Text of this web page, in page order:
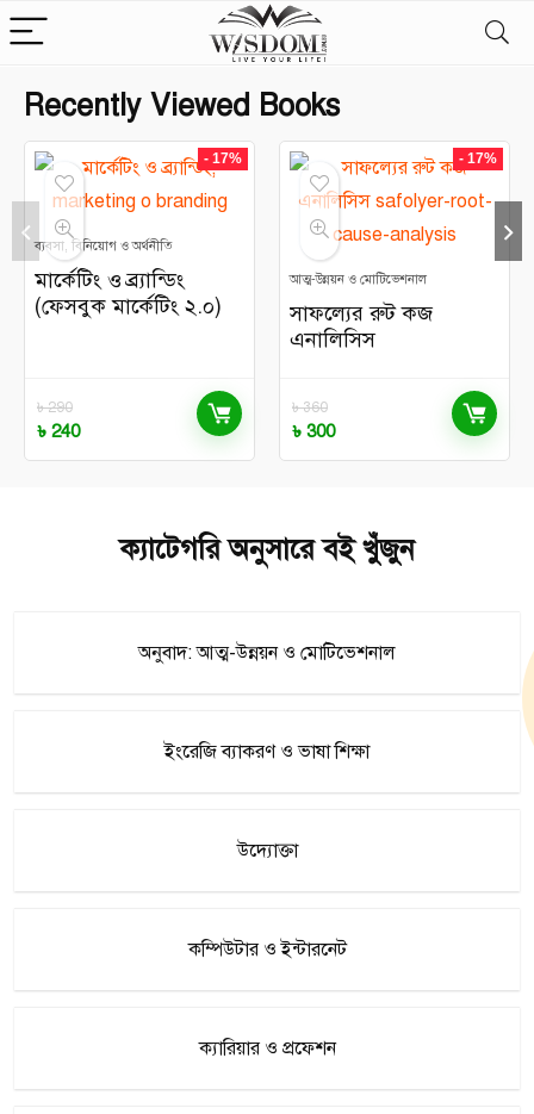
Recently Viewed Books
- 17%
ব্যবসা, বিনিয়োগ ও অর্থনীতি
মার্কেটিং ও ব্র্যান্ডিং
(ফেসবুক মার্কেটিং ২.০)
৳290
৳ 240
- 17%
আত্ম-উন্নয়ন ও মোটিভেশনাল
সাফল্যের রুট কজ
এনালিসিস
৳360
৳ 300
ক্যাটেগরি অনুসারে বই খুঁজুন
অনুবাদ: আত্ম-উন্নয়ন ও মোটিভেশনাল
ইংরেজি ব্যাকরণ ও ভাষা শিক্ষা
উদ্যোক্তা
কম্পিউটার ও ইন্টারনেট
ক্যারিয়ার ও প্রফেশন